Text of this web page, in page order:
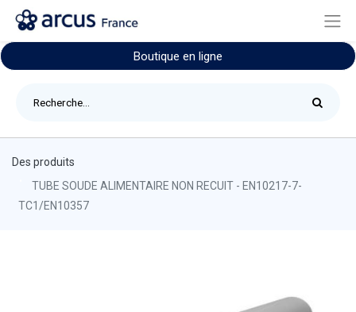
Boutique en ligne
Des produits
TUBE SOUDE ALIMENTAIRE NON RECUIT - EN10217-7-
TC1/EN10357